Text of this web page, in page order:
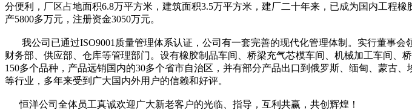
分便利，厂区占地面积6.8万平方米，建筑面积3.5万平方米，建厂二十年来，已成为国内工程
产5800多万元，注册资金3050万元。
我公司已通过ISO9001质量管理体系认证，公司有一套完善的现代化管理体制。实行董事会
财务部、供应部、仓库等管理部门。设有橡胶制品车间、桥梁充气芯模车间、机械加工车间、
150多个品种，产品远销国内的30多个省市自治区，并有部分产品出口到俄罗斯、缅甸、蒙古
等行业，多年来受到广大国内外用户的信赖和好评。
恒洋公司全体员工真诚欢迎广大新老客户的光临、指导，互利共赢，共创辉煌！